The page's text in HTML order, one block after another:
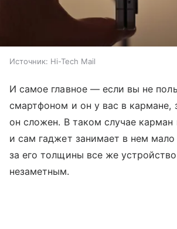
Источник: Hi-Tech Mail
И самое главное — если вы не
смартфоном и он у вас в кармане,
он сложен. В таком случае карман
и сам гаджет занимает в нем
за его толщины все же устройство
незаметным.